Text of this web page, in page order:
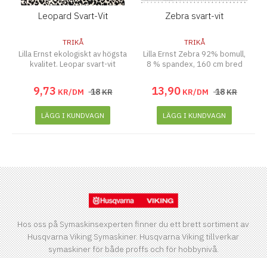
Leopard Svart-Vit
TRIKÅ
Lilla Ernst ekologiskt av högsta
kvalitet. Leopar svart-vit
9,73 KR/DM 18KR
LÄGG I KUNDVAGN
Zebra svart-vit
TRIKÅ
Lilla Ernst Zebra 92% bomull,
8 % spandex, 160 cm bred
13,90 KR/DM 18KR
LÄGG I KUNDVAGN
Hos oss på Symaskinsexperten finner du ett brett sortiment av
Husqvarna Viking Symaskiner. Husqvarna Viking tillverkar
symaskiner för både proffs och för hobbynivå.